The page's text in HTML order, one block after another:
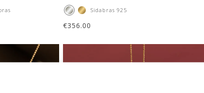
Sidabras 925
€356.00